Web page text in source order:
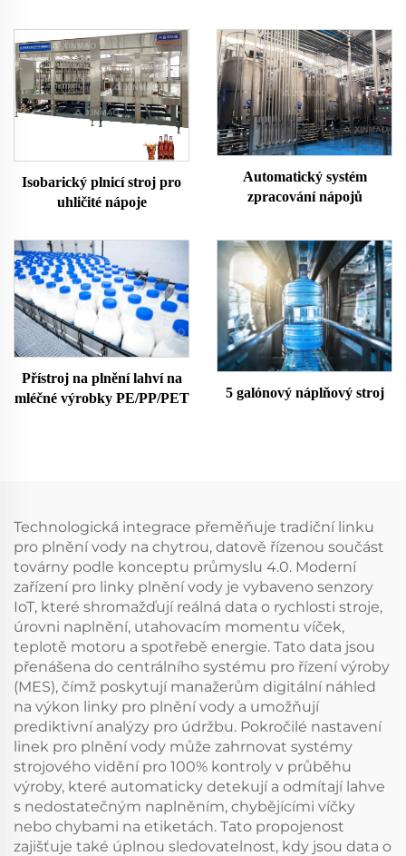
Isobarický plnicí stroj pro
uhličité nápoje
Automatický systém
zpracování nápojů
Přístroj na plnění lahví na
mléčné výrobky PE/PP/PET
5 galónový náplňový stroj
Technologická integrace přeměňuje tradiční linku
pro plnění vody na chytrou, datově řízenou součást
továrny podle konceptu průmyslu 4.0. Moderní
zařízení pro linky plnění vody je vybaveno senzory
IoT, které shromažďují reálná data o rychlosti stroje,
úrovni naplnění, utahovacím momentu víček,
teplotě motoru a spotřebě energie. Tato data jsou
přenášena do centrálního systému pro řízení výroby
(MES), čímž poskytují manažerům digitální náhled
na výkon linky pro plnění vody a umožňují
prediktivní analýzy pro údržbu. Pokročilé nastavení
linek pro plnění vody může zahrnovat systémy
strojového vidění pro 100% kontroly v průběhu
výroby, které automaticky detekují a odmítají lahve
s nedostatečným naplněním, chybějícími víčky
nebo chybami na etiketách. Tato propojenost
zajišťuje také úplnou sledovatelnost, kdy jsou data o